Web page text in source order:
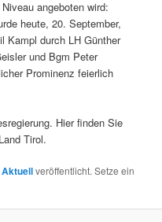
angeboten wird:
heute, 20. September,
Kampl durch LH Günther
und Bgm Peter
Prominenz feierlich
Hier finden Sie
Tirol.
Aktuellveröffentlicht. Setze ein